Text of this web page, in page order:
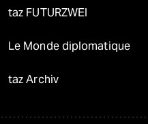
taz FUTURZWEI
Le Monde diplomatique
taz Archiv